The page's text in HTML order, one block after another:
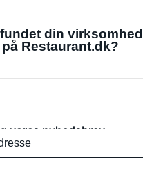
din virksomhed
på Restaurant.dk?
vores nyhedsbrev